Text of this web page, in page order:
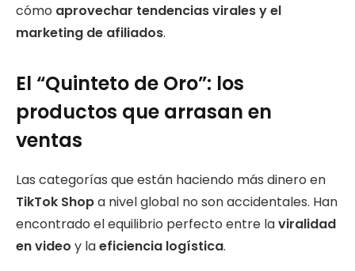
cómo aprovechar tendencias virales y el
marketing de afiliados.
El “Quinteto de Oro”: los
productos que arrasan en
ventas
Las categorías que están haciendo más dinero en
TikTok Shopa nivel global no son accidentales. Han
encontrado el equilibrio perfecto entre laviralidad
en video y laeficiencia logística.